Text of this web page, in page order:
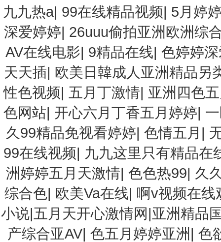
九九热a| 99在线精品视频| 5月婷
深爱婷婷| 26uuu偷拍亚洲欧洲综
AV在线电影| 9精品在线|色婷婷
天天插| 欧美日韓成人亚洲精品另
性色视频| 五月丁激情| 亚洲四色
色网站| 开心六月丁香五月婷婷|
久99精品免视看婷婷|色情五月 |
99在线视频| 九九这里只有精品在
洲婷婷五月天激情| 色色热99| 久
综合色| 欧美Va在线| 啊v视频在线
小说|五月天开心激情网|亚洲精品
产综合亚AV|色五月婷婷亚洲 |色